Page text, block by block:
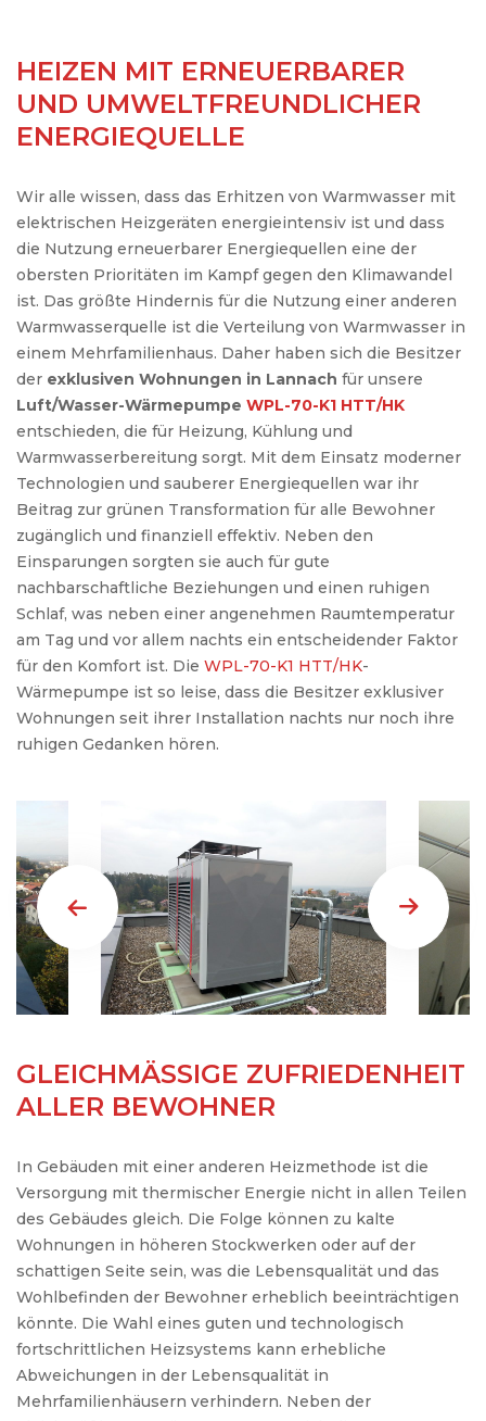
HEIZEN MIT ERNEUERBARER
UND UMWELTFREUNDLICHER
ENERGIEQUELLE
Wir alle wissen, dass das Erhitzen von Warmwasser mit
elektrischen Heizgeräten energieintensiv ist und dass
die Nutzung erneuerbarer Energiequellen eine der
obersten Prioritäten im Kampf gegen den Klimawandel
ist. Das größte Hindernis für die Nutzung einer anderen
Warmwasserquelle ist die Verteilung von Warmwasser in
einem Mehrfamilienhaus. Daher haben sich die Besitzer
der exklusiven Wohnungen in Lannach für unsere
Luft/Wasser-Wärmepumpe WPL-70-K1 HTT/HK
entschieden, die für Heizung, Kühlung und
Warmwasserbereitung sorgt. Mit dem Einsatz moderner
Technologien und sauberer Energiequellen war ihr
Beitrag zur grünen Transformation für alle Bewohner
zugänglich und finanziell effektiv. Neben den
Einsparungen sorgten sie auch für gute
nachbarschaftliche Beziehungen und einen ruhigen
Schlaf, was neben einer angenehmen Raumtemperatur
am Tag und vor allem nachts ein entscheidender Faktor
für den Komfort ist. Die WPL-70-K1 HTT/HK-
Wärmepumpe ist so leise, dass die Besitzer exklusiver
Wohnungen seit ihrer Installation nachts nur noch ihre
ruhigen Gedanken hören.
GLEICHMÄSSIGE ZUFRIEDENHEIT
ALLER BEWOHNER
In Gebäuden mit einer anderen Heizmethode ist die
Versorgung mit thermischer Energie nicht in allen Teilen
des Gebäudes gleich. Die Folge können zu kalte
Wohnungen in höheren Stockwerken oder auf der
schattigen Seite sein, was die Lebensqualität und das
Wohlbefinden der Bewohner erheblich beeinträchtigen
könnte. Die Wahl eines guten und technologisch
fortschrittlichen Heizsystems kann erhebliche
Abweichungen in der Lebensqualität in
Mehrfamilienhäusern verhindern. Neben der